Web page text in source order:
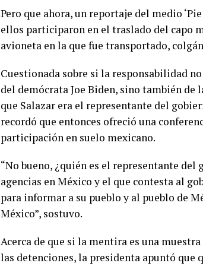
Pero que ahora, un reportaje del medio
ellos participaron en el traslado del capo
avioneta en la que fue transportado,
Cuestionada sobre si la responsabilidad
del demócrata Joe Biden, sino también
que Salazar era el representante del
recordó que entonces ofreció una
participación en suelo mexicano.
“No bueno, ¿quién es el representante
agencias en México y el que contesta al
para informar a su pueblo y al pueblo de
México”, sostuvo.
Acerca de que si la mentira es una
las detenciones, la presidenta apuntó que